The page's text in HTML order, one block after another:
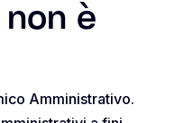
è
Amministrativo.